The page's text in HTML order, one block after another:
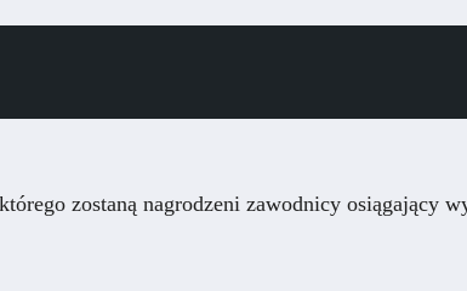
zostaną nagrodzeni zawodnicy